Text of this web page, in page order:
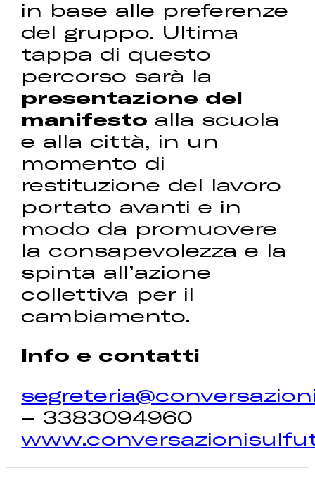
in base alle preferenze
del gruppo. Ultima
tappa di questo
percorso sarà la
presentazione del
manifesto alla scuola
e alla città, in un
momento di
restituzione del lavoro
portato avanti e in
modo da promuovere
la consapevolezza e la
spinta all’azione
collettiva per il
cambiamento.
Info e contatti
– 3383094960